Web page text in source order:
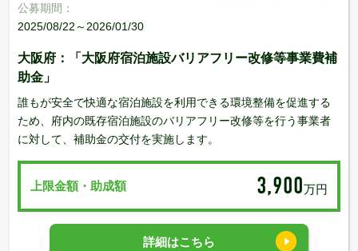
公募期間：
2025/08/22～2026/01/30
大阪府：「大阪府宿泊施設バリアフリー改修等事業費補
助金」
誰もが安全で快適な宿泊施設を利用できる環境整備を促進する
ため、府内の既存宿泊施設のバリアフリー改修等を行う事業者
に対して、補助金の交付を実施します。
上限金額・助成額 3,900万円
詳細はこちら